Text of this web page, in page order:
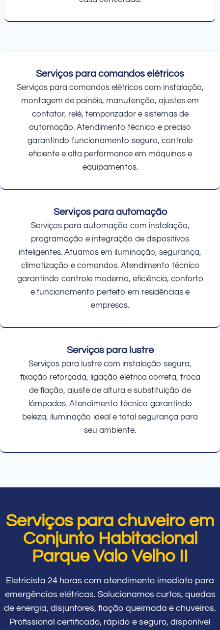
Serviços para comandos elétricos
Serviços para comandos elétricos com instalação,
montagem de painéis, manutenção, ajustes em
contator, relé, temporizador e sistemas de
automação. Atendimento técnico e preciso
garantindo funcionamento seguro, controle
eficiente e alta performance em máquinas e
equipamentos.
Serviços para automação
Serviços para automação com instalação,
programação e integração de dispositivos
inteligentes. Atuamos em iluminação, segurança,
climatização e comandos. Atendimento técnico
garantindo controle moderno, eficiência, conforto
e funcionamento perfeito em residências e
empresas.
Serviços para lustre
Serviços para lustre com instalação segura,
fixação reforçada, ligação elétrica correta, troca
de fiação, ajuste de altura e substituição de
lâmpadas. Atendimento técnico garantindo
beleza, iluminação ideal e total segurança para
seu ambiente.
Serviços para chuveiro em
Conjunto Habitacional
Parque Valo Velho II
Eletricista 24 horas com atendimento imediato para
emergências elétricas. Solucionamos curtos, quedas
de energia, disjuntores, fiação queimada e chuveiros.
Profissional certificado, rápido e seguro, disponível